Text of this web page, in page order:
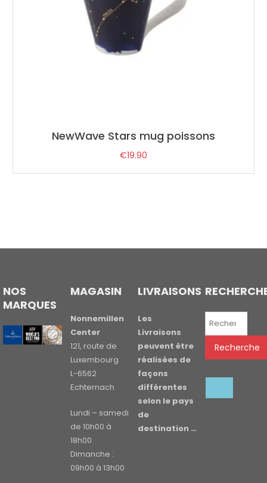
NewWave Stars mug poissons
€19.90
NOS
MARQUES
MAGASIN
Nonnemillen
Center
121, route de
Luxembourg
L-6562
Echternach
Lundi – samedi
de 10h00 à
18h00
Dimanche :
09h00 à 13h00
LIVRAISONS
Les
Livraisons
peuvent être
réalisées de
façons
différentes
selon le pays
de
destination …
Recherche
Recherche